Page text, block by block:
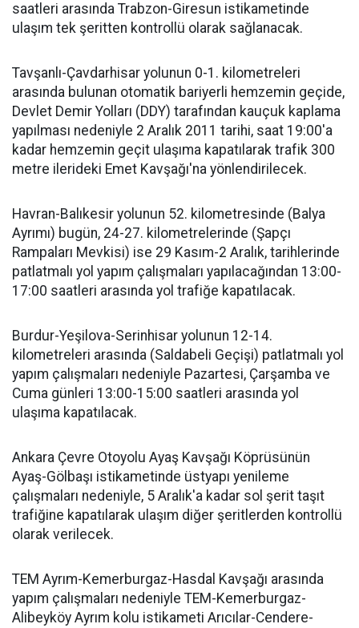
saatleri arasında Trabzon-Giresun istikametinde
ulaşım tek şeritten kontrollü olarak sağlanacak.
Tavşanlı-Çavdarhisar yolunun 0-1. kilometreleri
arasında bulunan otomatik bariyerli hemzemin geçide,
Devlet Demir Yolları (DDY) tarafından kauçuk kaplama
yapılması nedeniyle 2 Aralık 2011 tarihi, saat 19:00'a
kadar hemzemin geçit ulaşıma kapatılarak trafik 300
metre ilerideki Emet Kavşağı'na yönlendirilecek.
Havran-Balıkesir yolunun 52. kilometresinde (Balya
Ayrımı) bugün, 24-27. kilometrelerinde (Şapçı
Rampaları Mevkisi) ise 29 Kasım-2 Aralık, tarihlerinde
patlatmalı yol yapım çalışmaları yapılacağından 13:00-
17:00 saatleri arasında yol trafiğe kapatılacak.
Burdur-Yeşilova-Serinhisar yolunun 12-14.
kilometreleri arasında (Saldabeli Geçişi) patlatmalı yol
yapım çalışmaları nedeniyle Pazartesi, Çarşamba ve
Cuma günleri 13:00-15:00 saatleri arasında yol
ulaşıma kapatılacak.
Ankara Çevre Otoyolu Ayaş Kavşağı Köprüsünün
Ayaş-Gölbaşı istikametinde üstyapı yenileme
çalışmaları nedeniyle, 5 Aralık'a kadar sol şerit taşıt
trafiğine kapatılarak ulaşım diğer şeritlerden kontrollü
olarak verilecek.
TEM Ayrım-Kemerburgaz-Hasdal Kavşağı arasında
yapım çalışmaları nedeniyle TEM-Kemerburgaz-
Alibeyköy Ayrım kolu istikameti Arıcılar-Cendere-